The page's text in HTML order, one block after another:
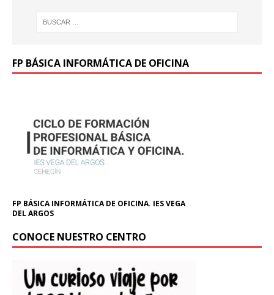
FP BÁSICA INFORMÁTICA DE OFICINA
FP BÁSICA INFORMÁTICA DE OFICINA. IES VEGA
DEL ARGOS
CONOCE NUESTRO CENTRO